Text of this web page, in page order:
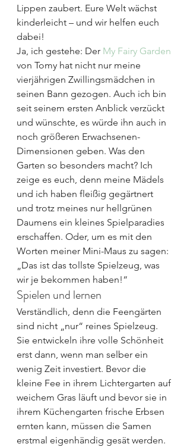
Lippen zaubert. Eure Welt wächst
kinderleicht – und wir helfen euch
dabei!
Ja, ich gestehe: Der My Fairy Garden
von Tomy hat nicht nur meine
vierjährigen Zwillingsmädchen in
seinen Bann gezogen. Auch ich bin
seit seinem ersten Anblick verzückt
und wünschte, es würde ihn auch in
noch größeren Erwachsenen-
Dimensionen geben. Was den
Garten so besonders macht? Ich
zeige es euch, denn meine Mädels
und ich haben fleißig gegärtnert
und trotz meines nur hellgrünen
Daumens ein kleines Spielparadies
erschaffen. Oder, um es mit den
Worten meiner Mini-Maus zu sagen:
„Das ist das tollste Spielzeug, was
wir je bekommen haben!“
Spielen und lernen
Verständlich, denn die Feengärten
sind nicht „nur“ reines Spielzeug.
Sie entwickeln ihre volle Schönheit
erst dann, wenn man selber ein
wenig Zeit investiert. Bevor die
kleine Fee in ihrem Lichtergarten auf
weichem Gras läuft und bevor sie in
ihrem Küchengarten frische Erbsen
ernten kann, müssen die Samen
erstmal eigenhändig gesät werden.